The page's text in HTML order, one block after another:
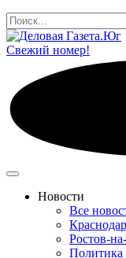
Поиск
Свежий номер!
Новости
Все
Краснодар
Ростов-
Политика